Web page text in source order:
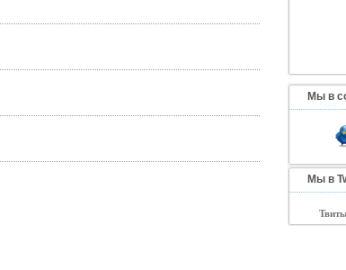
Мы в
Мы в